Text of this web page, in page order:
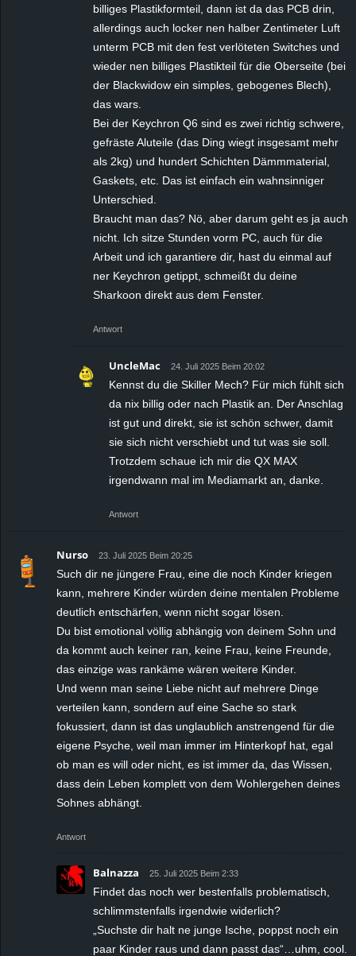
billiges Plastikformteil, dann ist da das PCB drin,
allerdings auch locker nen halber Zentimeter Luft
unterm PCB mit den fest verlöteten Switches und
wieder nen billiges Plastikteil für die Oberseite (bei
der Blackwidow ein simples, gebogenes Blech),
das wars.
Bei der Keychron Q6 sind es zwei richtig schwere,
gefräste Aluteile (das Ding wiegt insgesamt mehr
als 2kg) und hundert Schichten Dämmmaterial,
Gaskets, etc. Das ist einfach ein wahnsinniger
Unterschied.
Braucht man das? Nö, aber darum geht es ja auch
nicht. Ich sitze Stunden vorm PC, auch für die
Arbeit und ich garantiere dir, hast du einmal auf
ner Keychron getippt, schmeißt du deine
Sharkoon direkt aus dem Fenster.
Antwort
UncleMac 24. Juli 2025 Beim 20:02
Kennst du die Skiller Mech? Für mich fühlt sich
da nix billig oder nach Plastik an. Der Anschlag
ist gut und direkt, sie ist schön schwer, damit
sie sich nicht verschiebt und tut was sie soll.
Trotzdem schaue ich mir die QX MAX
irgendwann mal im Mediamarkt an, danke.
Antwort
Nurso 23. Juli 2025 Beim 20:25
Such dir ne jüngere Frau, eine die noch Kinder kriegen
kann, mehrere Kinder würden deine mentalen Probleme
deutlich entschärfen, wenn nicht sogar lösen.
Du bist emotional völlig abhängig von deinem Sohn und
da kommt auch keiner ran, keine Frau, keine Freunde,
das einzige was rankäme wären weitere Kinder.
Und wenn man seine Liebe nicht auf mehrere Dinge
verteilen kann, sondern auf eine Sache so stark
fokussiert, dann ist das unglaublich anstrengend für die
eigene Psyche, weil man immer im Hinterkopf hat, egal
ob man es will oder nicht, es ist immer da, das Wissen,
dass dein Leben komplett von dem Wohlergehen deines
Sohnes abhängt.
Antwort
Balnazza 25. Juli 2025 Beim 2:33
Findet das noch wer bestenfalls problematisch,
schlimmstenfalls irgendwie widerlich?
„Suchste dir halt ne junge Ische, poppst noch ein
paar Kinder raus und dann passt das“…uhm, cool.